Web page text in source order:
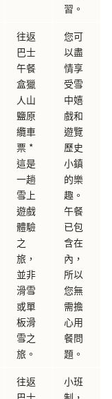
習。
往返
巴士
午餐
盒獵
人山
鹽原
纜車
票 *
這是
一趟
雪上
遊戲
體驗
之
旅，
並非
滑雪
或單
板滑
雪之
旅。
您可
以盡
情享
受雪
中嬉
戲和
遊覽
歷史
小鎮
的樂
趣。
午餐
已包
含在
內，
所以
您無
需擔
心用
餐問
題。
往返
小班